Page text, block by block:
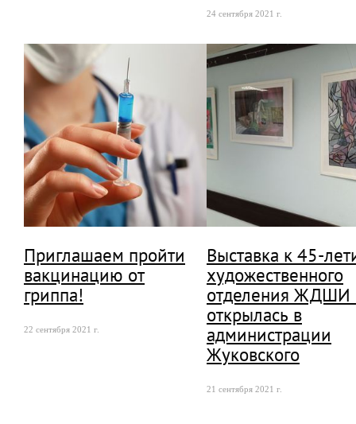
24 сентября 2021 г.
Приглашаем пройти
вакцинацию от
гриппа!
22 сентября 2021 г.
Выставка к 45-
художественного
отделения
открылась в
администрации
Жуковского
21 сентября 2021 г.